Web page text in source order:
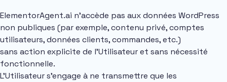
ElementorAgent.ai n’accède pas aux données WordPress
non publiques (par exemple, contenu privé, comptes
utilisateurs, données clients, commandes, etc.)
sans action explicite de l’Utilisateur et sans nécessité
fonctionnelle.
L’Utilisateur s’engage à ne transmettre que les